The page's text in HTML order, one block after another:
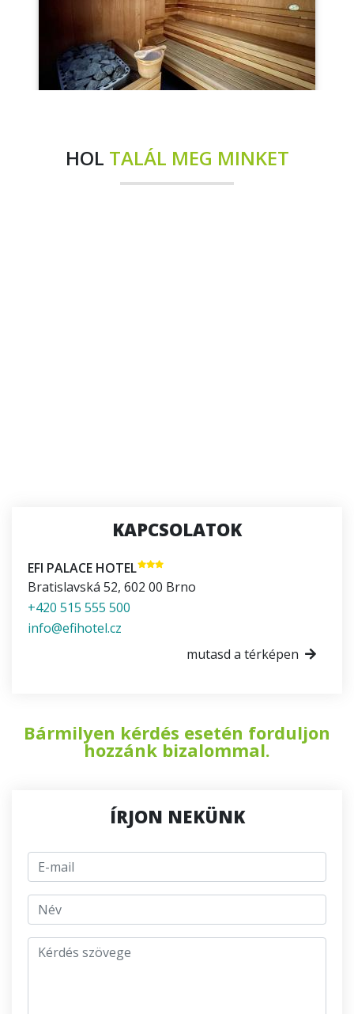
HOL TALÁL MEG MINKET
KAPCSOLATOK
EFI PALACE HOTEL
Bratislavská 52, 602 00 Brno
+420 515 555 500
info@efihotel.cz
mutasd a térképen
Bármilyen kérdés esetén forduljon
hozzánk bizalommal.
ÍRJON NEKÜNK
E-mail
jmeno
Kérdés szövege